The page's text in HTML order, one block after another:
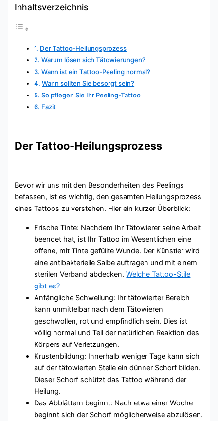
Inhaltsverzeichnis
Der Tattoo-Heilungsprozess
Warum lösen sich Tätowierungen?
Wann ist ein Tattoo-Peeling normal?
Wann sollten Sie besorgt sein?
So pflegen Sie Ihr Peeling-Tattoo
Fazit
Der Tattoo-Heilungsprozess
Bevor wir uns mit den Besonderheiten des Peelings
befassen, ist es wichtig, den gesamten Heilungsprozess
eines Tattoos zu verstehen. Hier ein kurzer Überblick:
Frische Tinte: Nachdem Ihr Tätowierer seine Arbeit
beendet hat, ist Ihr Tattoo im Wesentlichen eine
offene, mit Tinte gefüllte Wunde. Der Künstler wird
eine antibakterielle Salbe auftragen und mit einem
sterilen Verband abdecken.Welche Tattoo-Stile
gibt es?
Anfängliche Schwellung: Ihr tätowierter Bereich
kann unmittelbar nach dem Tätowieren
geschwollen, rot und empfindlich sein. Dies ist
völlig normal und Teil der natürlichen Reaktion des
Körpers auf Verletzungen.
Krustenbildung: Innerhalb weniger Tage kann sich
auf der tätowierten Stelle ein dünner Schorf bilden.
Dieser Schorf schützt das Tattoo während der
Heilung.
Das Abblättern beginnt: Nach etwa einer Woche
beginnt sich der Schorf möglicherweise abzulösen.